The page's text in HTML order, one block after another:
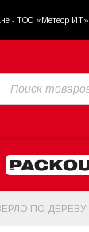
- ТОО «Метеор ИТ»
ПО ДЕРЕВУ